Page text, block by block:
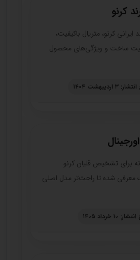
کرنو
کرنو، متریال باکیفیت،
ساخت و ویژگی‌های محصول
۳ اردیبهشت ۱۴۰۴
ویدیو ۱۵ نشانه برای تشخیص قلیان کرنو
معرفی شده تا راحت‌تر مدل اصلی
۱۰ خرداد ۱۴۰۵